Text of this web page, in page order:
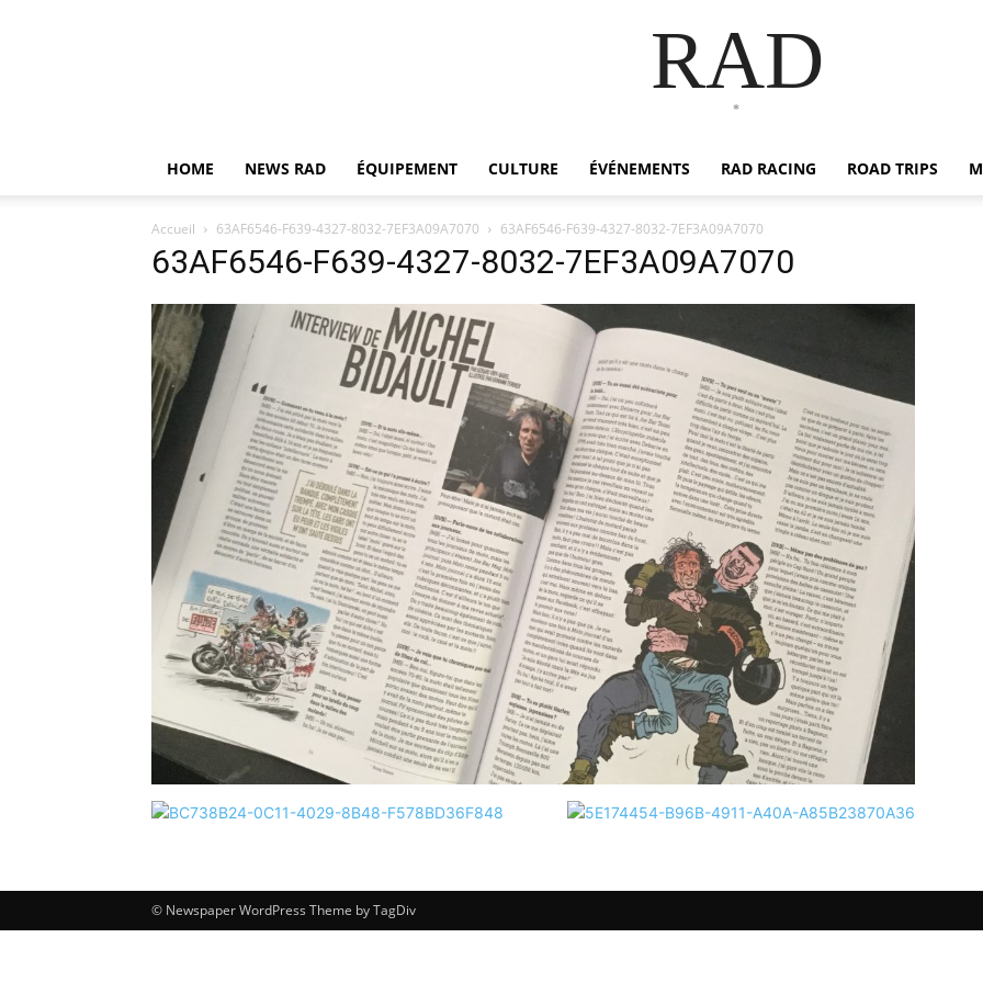
RAD
*
HOME NEWS RAD ÉQUIPEMENT CULTURE ÉVÉNEMENTS RAD RACING ROAD TRIPS
Accueil 63AF6546-F639-4327-8032-7EF3A09A7070 63AF6546-F639-4327-8032-7EF3A09A7070
63AF6546-F639-4327-8032-7EF3A09A7070
© Newspaper WordPress Theme by TagDiv